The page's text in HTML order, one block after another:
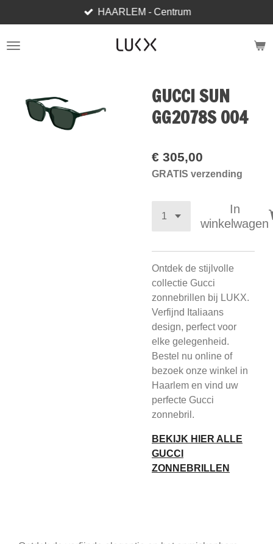
direct
naar
HAARLEM - Centrum
GUCCI SUN
GG2078S 004
€ 305,00
GRATIS verzending
In
winkelwagen
Ontdek de stijlvolle
collectie Gucci
zonnebrillen bij LUKX.
Verfijnd Italiaans
design, perfect voor
elke gelegenheid.
Bestel nu online of
bezoek onze winkel in
Haarlem en vind uw
perfecte Gucci
zonnebril.
BEKIJK HIER ALLE
GUCCI
ZONNEBRILLEN